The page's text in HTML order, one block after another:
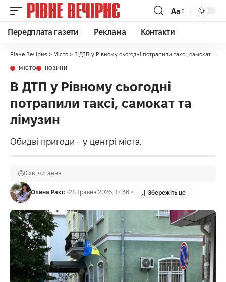
Аа
Передплата газети Реклама Контакти
Рівне Вечірнє > Місто > В ДТП у Рівному сьогодні потрапили таксі, самокат та лімузин
МІСТО НОВИНИ
В ДТП у Рівному сьогодні
потрапили таксі, самокат та
лімузин
Обидві пригоди - у центрі міста.
Олена Ракс 28 Травня 2026, 17:36
0 хв. читання